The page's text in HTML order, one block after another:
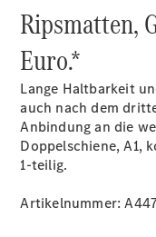
-
-
Ripsmatten,
Euro.*
Lange Haltbarkeit
auch nach dem
Anbindung an die
Doppelschiene, A1,
1-teilig.
Artikelnummer: